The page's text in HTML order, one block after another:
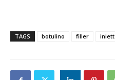
TAGS botulino filler